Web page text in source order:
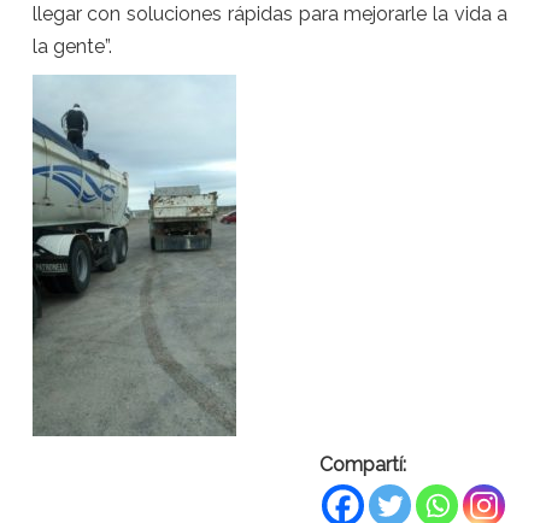
llegar con soluciones rápidas para mejorarle la vida a
la gente”.
Compartí: